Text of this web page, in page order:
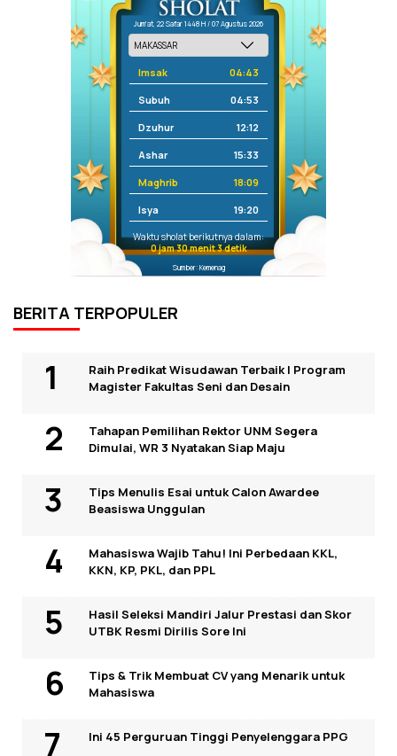
Jum'at, 22 Safar 1448 H / 07 Agustus 2026
Imsak 04:43
Subuh 04:53
Dzuhur 12:12
Ashar 15:33
Maghrib 18:09
Isya 19:20
Waktu sholat berikutnya dalam:
0 jam 30 menit 3 detik
Sumber: Kemenag
BERITA TERPOPULER
Raih Predikat Wisudawan Terbaik I Program
Magister Fakultas Seni dan Desain
Tahapan Pemilihan Rektor UNM Segera
Dimulai, WR 3 Nyatakan Siap Maju
Tips Menulis Esai untuk Calon Awardee
Beasiswa Unggulan
Mahasiswa Wajib Tahu! Ini Perbedaan KKL,
KKN, KP, PKL, dan PPL
Hasil Seleksi Mandiri Jalur Prestasi dan Skor
UTBK Resmi Dirilis Sore Ini
Tips & Trik Membuat CV yang Menarik untuk
Mahasiswa
Ini 45 Perguruan Tinggi Penyelenggara PPG